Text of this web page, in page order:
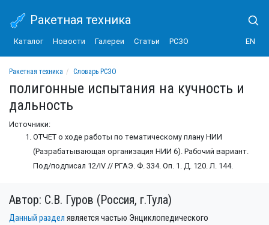
Ракетная техника
Каталог Новости Галереи Статьи РСЗО EN
Ракетная техника
Словарь РСЗО
полигонные испытания на кучность и
дальность
Источники:
ОТЧЕТ о ходе работы по тематическому плану НИИ
(Разрабатывающая организация НИИ 6). Рабочий вариант.
Под/подписал 12/IV // РГАЭ. Ф. 334. Оп. 1. Д. 120. Л. 144.
Автор: С.В. Гуров (Россия, г.Тула)
Данный раздел является частью Энциклопедического